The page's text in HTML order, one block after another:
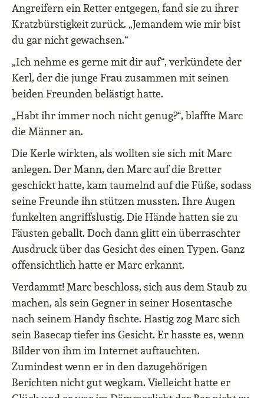
Angreifern ein Retter entgegen, fand sie zu ihrer
Kratzbürstigkeit zurück. „Jemandem wie mir bist
du gar nicht gewachsen.“
„Ich nehme es gerne mit dir auf“, verkündete der
Kerl, der die junge Frau zusammen mit seinen
beiden Freunden belästigt hatte.
„Habt ihr immer noch nicht genug?“, blaffte Marc
die Männer an.
Die Kerle wirkten, als wollten sie sich mit Marc
anlegen. Der Mann, den Marc auf die Bretter
geschickt hatte, kam taumelnd auf die Füße, sodass
seine Freunde ihn stützen mussten. Ihre Augen
funkelten angriffslustig. Die Hände hatten sie zu
Fäusten geballt. Doch dann glitt ein überraschter
Ausdruck über das Gesicht des einen Typen. Ganz
offensichtlich hatte er Marc erkannt.
Verdammt! Marc beschloss, sich aus dem Staub zu
machen, als sein Gegner in seiner Hosentasche
nach seinem Handy fischte. Hastig zog Marc sich
sein Basecap tiefer ins Gesicht. Er hasste es, wenn
Bilder von ihm im Internet auftauchten.
Zumindest wenn er in den dazugehörigen
Berichten nicht gut wegkam. Vielleicht hatte er